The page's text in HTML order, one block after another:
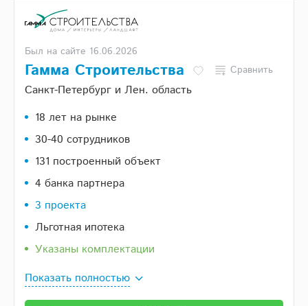
Был на сайте 16.06.2026
Гамма Строительства Сравнить
Санкт-Петербург и Лен. область
18 лет на рынке
30-40 сотрудников
131 построенный объект
4 банка партнера
3 проекта
Льготная ипотека
Указаны комплектации
Показать полностью